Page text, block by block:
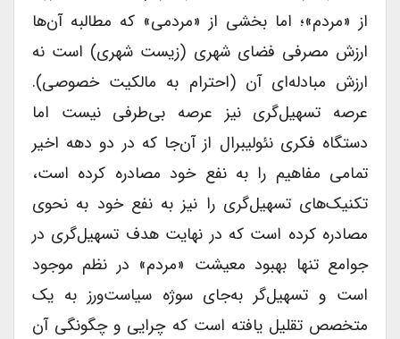
از «مردم»؛ اما بخشی از «مردمی» که مطالبه آن‌ها
ارزش مصرفی فضای شهری (زیست شهری) است نه
ارزش مبادله‌ای آن (احترام به مالکیت خصوصی).
عرصه تسهیل‌گری نیز عرصه بی‌طرفی نیست اما
دستگاه فکری نئولیبرال از آن‌جا که در دو دهه اخیر
تمامی مفاهیم را به نفع خود مصادره کرده است،
تکنیک‌های تسهیل‌گری را نیز به نفع خود به نحوی
مصادره کرده است که در نهایت هدف تسهیل‌گری در
جوامع تنها بهبود معیشت «مردم» در نظم موجود
است و تسهیل‌گر به‌جای سوژه سیاست‌ورز به یک
متخصص تقلیل یافته است که چرایی و چگونگی آن